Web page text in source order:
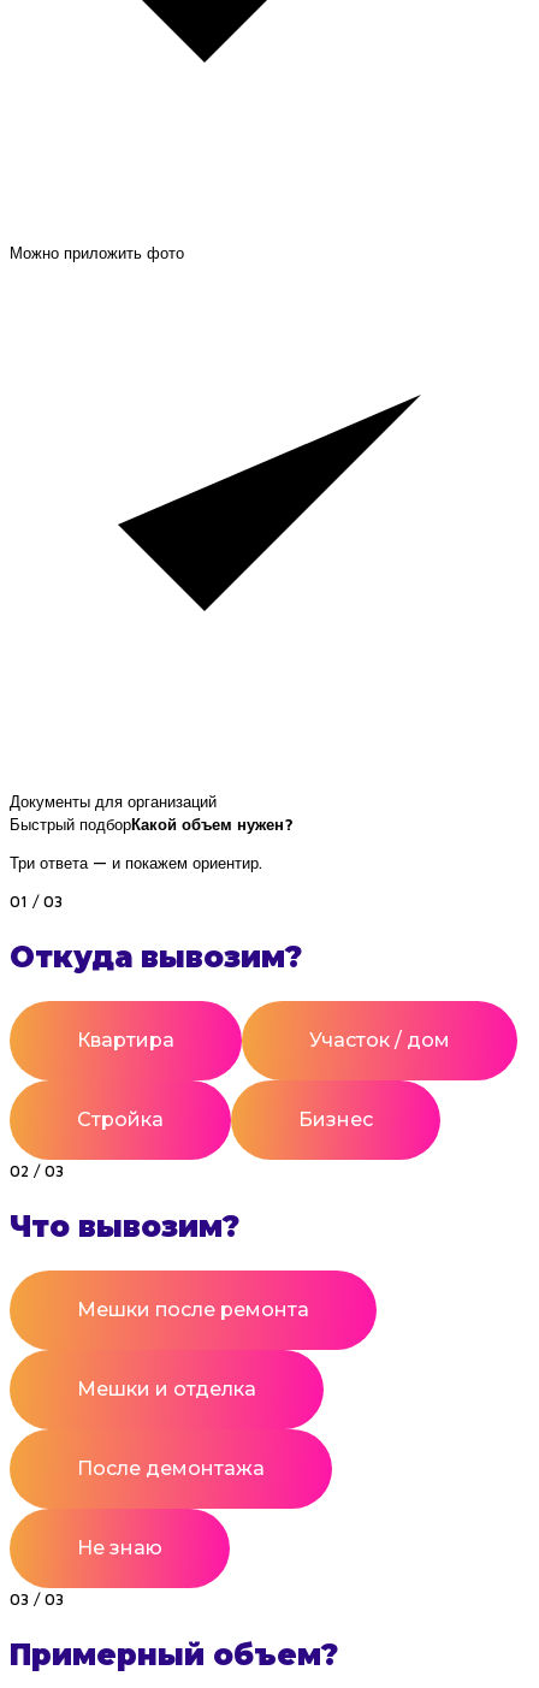
Можно приложить фото
Документы для организаций
Быстрый подборКакой объем нужен?
Три ответа — и покажем ориентир.
01 / 03
Откуда вывозим?
Квартира Участок / дом
Стройка Бизнес
02 / 03
Что вывозим?
Мешки после ремонта
Мешки и отделка
После демонтажа
Не знаю
03 / 03
Примерный объем?